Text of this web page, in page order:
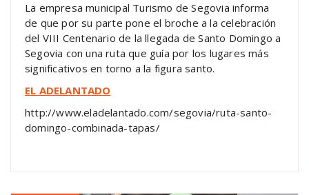
La empresa municipal Turismo de Segovia informa
de que por su parte pone el broche a la celebración
del VIII Centenario de la llegada de Santo Domingo a
Segovia con una ruta que guía por los lugares más
significativos en torno a la figura santo.
EL ADELANTADO
http://www.eladelantado.com/segovia/ruta-santo-
domingo-combinada-tapas/